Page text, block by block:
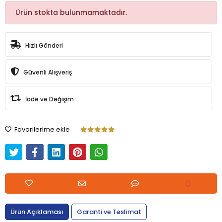
Ürün stokta bulunmamaktadır.
Hızlı Gönderi
Güvenli Alışveriş
İade ve Değişim
Favorilerime ekle
Ürün Açıklaması
Garanti ve Teslimat